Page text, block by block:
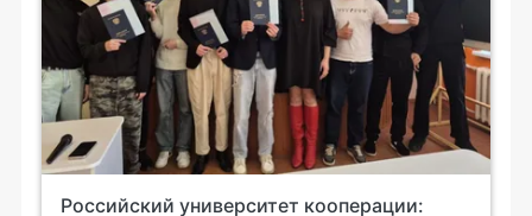
Российский университет кооперации: